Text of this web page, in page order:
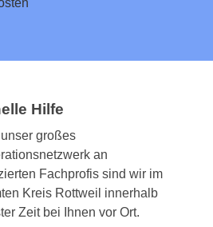
Hilfe
großes
an
Fachprofis sind wir im
Kreis Rottweil innerhalb
Zeit bei Ihnen vor Ort.